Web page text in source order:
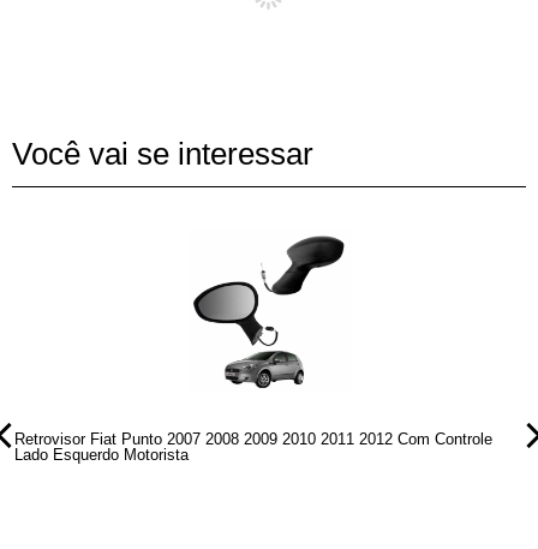
Você vai se interessar
Retrovisor Fiat Punto 2007 2008 2009 2010 2011 2012 Com Controle
Lado Esquerdo Motorista